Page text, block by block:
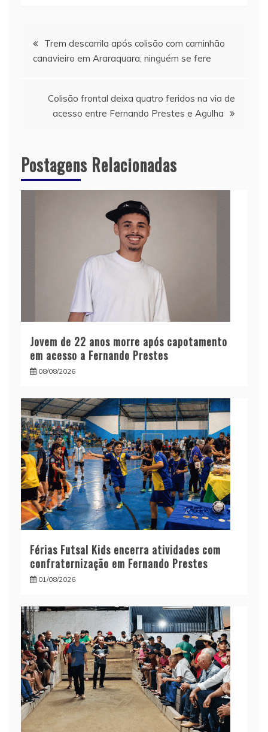
Navegação
Post
Trem descarrila após colisão com caminhão
canavieiro em Araraquara; ninguém se fere
Colisão frontal deixa quatro feridos na via de
acesso entre Fernando Prestes e Agulha
Postagens Relacionadas
Jovem de 22 anos morre após capotamento
em acesso a Fernando Prestes
08/08/2026
Férias Futsal Kids encerra atividades com
confraternização em Fernando Prestes
01/08/2026